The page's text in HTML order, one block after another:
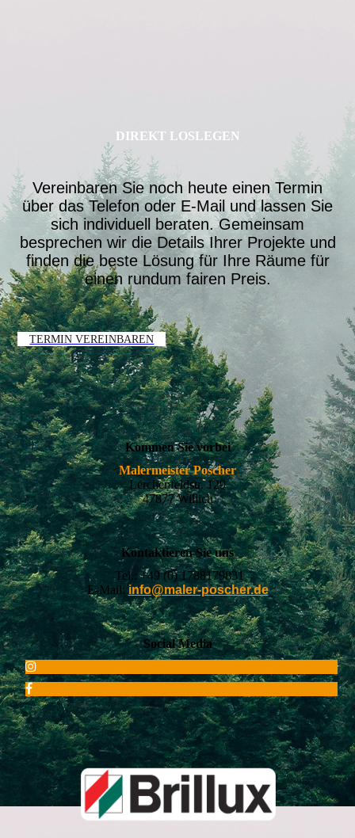
DIREKT LOSLEGEN
Vereinbaren Sie noch heute einen Termin
über das Telefon oder E-Mail und lassen Sie
sich individuell beraten. Gemeinsam
besprechen wir die Details Ihrer Projekte und
finden die beste Lösung für Ihre Räume für
einen rundum fairen Preis.
TERMIN VEREINBAREN
Kommen Sie vorbei
Malermeister Poscher
Lerchenfeldstr. 129
47877 Willich
Kontaktieren Sie uns
Tel.:+49 (0) 1788179831
E-Mail: info@maler-poscher.de
Social Media